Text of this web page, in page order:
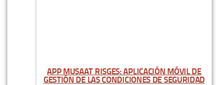
APP MUSAAT RISGES: APLICACIÓN MÓVIL DE
GESTIÓN DE LAS CONDICIONES DE SEGURIDAD